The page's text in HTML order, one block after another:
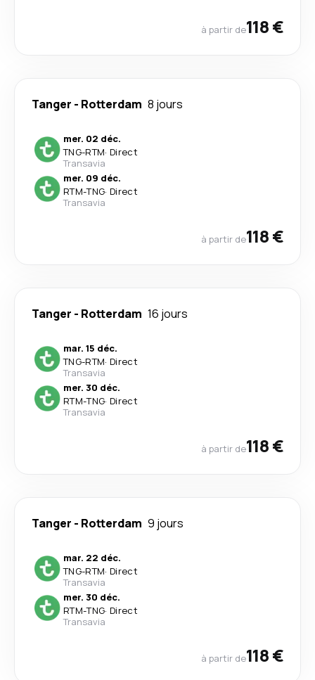
à partir de118 €
Tanger - Rotterdam 8 jours
mer. 02 déc.
TNG-RTM· Direct
Transavia
mer. 09 déc.
RTM-TNG· Direct
Transavia
à partir de118 €
Tanger - Rotterdam 16 jours
mar. 15 déc.
TNG-RTM· Direct
Transavia
mer. 30 déc.
RTM-TNG· Direct
Transavia
à partir de118 €
Tanger - Rotterdam 9 jours
mar. 22 déc.
TNG-RTM· Direct
Transavia
mer. 30 déc.
RTM-TNG· Direct
Transavia
à partir de118 €